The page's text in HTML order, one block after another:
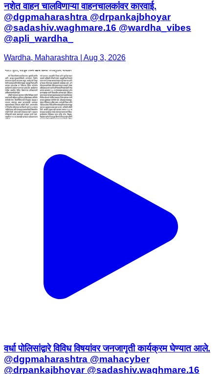
नशेत वाहन चालविणाऱ्या वाहनचालकांवर कारवाई.
@dgpmaharashtra @drpankajbhoyar
@sadashiv.waghmare.16 @wardha_vibes
@apli_wardha_
Wardha, Maharashtra | Aug 3, 2026
वर्धा पोलिसांद्वारे विविध विषयांवर जनजागृती कार्यक्रम घेण्यात आले.
@dgpmaharashtra @mahacyber
@drpankajbhoyar @sadashiv.waghmare.16